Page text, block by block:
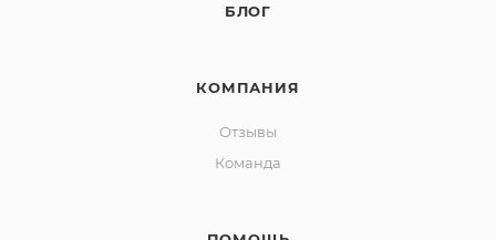
БЛОГ
КОМПАНИЯ
Отзывы
Команда